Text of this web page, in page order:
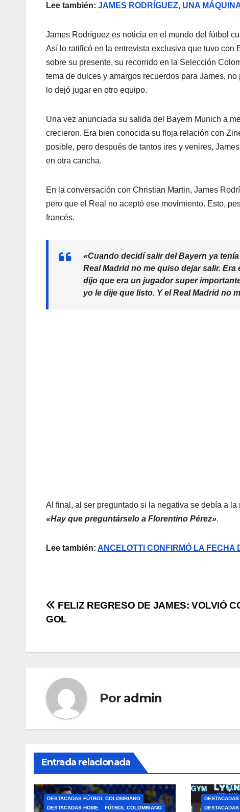
Lee también: JAMES RODRÍGUEZ, UNA
James Rodríguez es noticia en el mundo del fútbol
Así lo ratificó en la entrevista exclusiva que tuvo
sobre su presente, su recorrido en la Selección
tema de dulces y amargos recuerdos para James,
lo dejó jugar en otro equipo.
Una vez anunciada su salida del Bayern Munich a
crecieron. Era bien conocida su floja relación con
posible, pero después de tantos ires y venires,
en otra cancha.
En la conversación con Christian Martin, James
pero que el Real no aceptó ese movimiento. Esto,
francés.
«Cuando decidí salir del Bayern ya
Real Madrid no me quiso dejar salir. Era
dijo que era un jugador super
yo le dije que listo. Y el Real Madrid no
Al final, al ser preguntado si la negativa se debía a
«Hay que preguntárselo a Florentino Pérez».
Lee también: ANCELOTTI CONFIRMÓ LA FECHA
FELIZ REGRESO DE JAMES: VOLVIÓ
GOL
Por admin
Entrada relacionada
DESTACADAS FÚTBOL COLOMBIANO
DESTACADAS HOME
FÚTBOL COLOMBIANO
DESTACADAS